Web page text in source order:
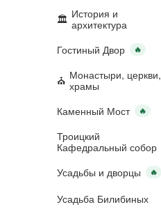
История и
архитектура
Гостиный Двор 🔥
Монастыри, церкви,
храмы
Каменный Мост 🔥
Троицкий
Кафедральный собор
Усадьбы и дворцы 🔥
Усадьба Билибиных